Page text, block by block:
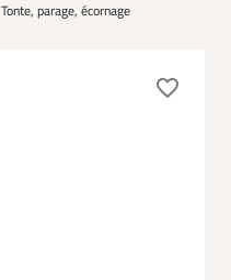
Tonte, parage, écornage
favorite_border